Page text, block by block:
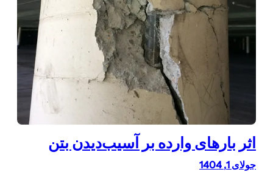
اثر بارهای وارده بر آسیب‌دیدن بتن
جولای 1, 1404